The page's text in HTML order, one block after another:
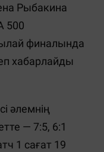
Рыбакина
500
финалында
хабарлайды
әлемнің
— 7:5, 6:1
1 сағат 19